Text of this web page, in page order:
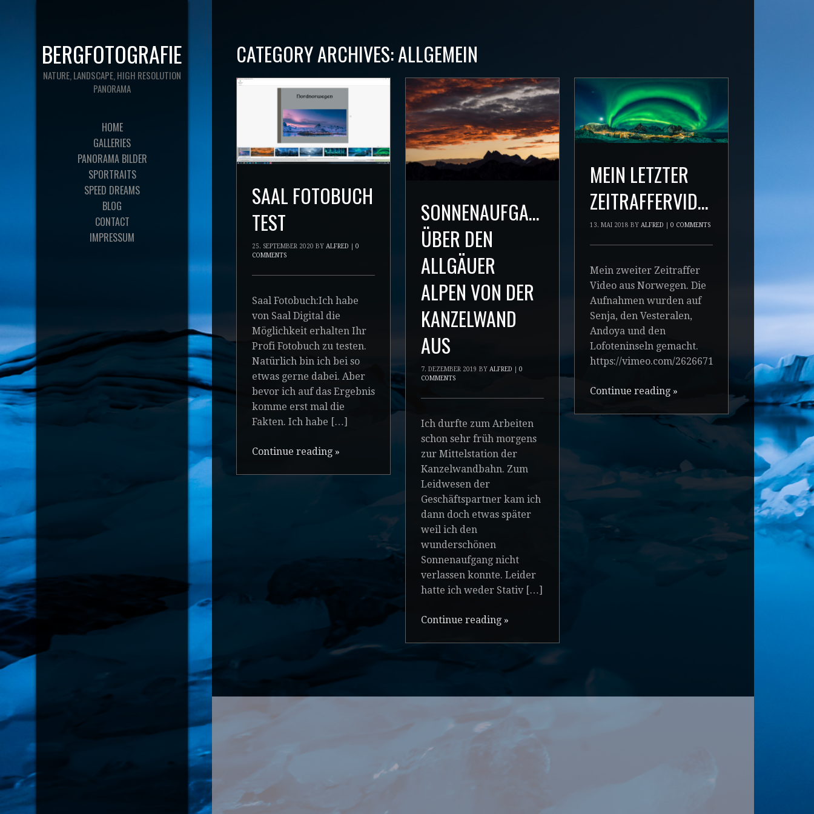
BERGFOTOGRAFIE
NATURE, LANDSCAPE, HIGH RESOLUTION
PANORAMA
HOME
GALLERIES
PANORAMA BILDER
SPORTRAITS
SPEED DREAMS
BLOG
CONTACT
IMPRESSUM
CATEGORY ARCHIVES:ALLGEMEIN
SAAL FOTOBUCH
TEST
25. SEPTEMBER 2020 BY ALFRED
0
COMMENTS
Saal Fotobuch:Ich habe
von Saal Digital die
Möglichkeit erhalten Ihr
Profi Fotobuch zu testen.
Natürlich bin ich bei so
etwas gerne dabei. Aber
bevor ich auf das Ergebnis
komme erst mal die
Fakten. Ich habe […]
Continue reading »
SONNENAUFGANG
ÜBER DEN
ALLGÄUER
ALPEN VON DER
KANZELWAND
AUS
7. DEZEMBER 2019 BY ALFRED
0
COMMENTS
Ich durfte zum Arbeiten
schon sehr früh morgens
zur Mittelstation der
Kanzelwandbahn. Zum
Leidwesen der
Geschäftspartner kam ich
dann doch etwas später
weil ich den
wunderschönen
Sonnenaufgang nicht
verlassen konnte. Leider
hatte ich weder Stativ […]
Continue reading »
MEIN LETZTER
ZEITRAFFERVIDEO
13. MAI 2018 BY ALFRED 0 COMMENTS
Mein zweiter Zeitraffer
Video aus Norwegen. Die
Aufnahmen wurden auf
Senja, den Vesteralen,
Andoya und den
Lofoteninseln gemacht.
https://vimeo.com/262667130
Continue reading »